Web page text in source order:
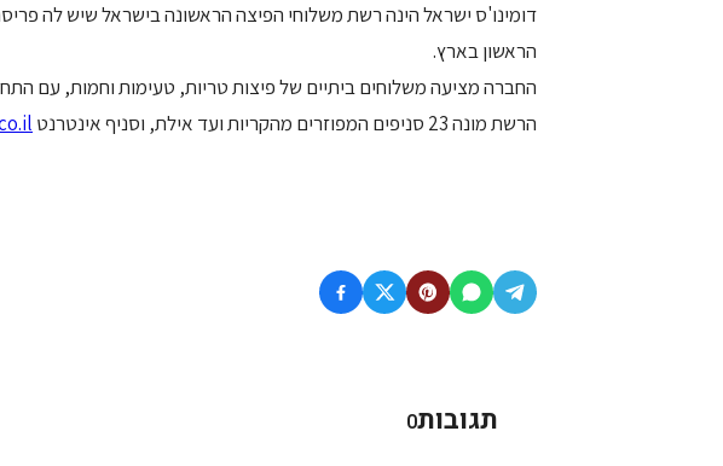
דומינו'ס ישראל הינה רשת משלוחי הפיצה הראשונה בישראל שיש לה
הראשון בארץ.
החברה מציעה משלוחים ביתיים של פיצות טריות, טעימות וחמות, עם התחייבות על
הרשת מונה 23 סניפים המפוזרים מהקריות ועד אילת, וסניף אינטרנט
תגובות0